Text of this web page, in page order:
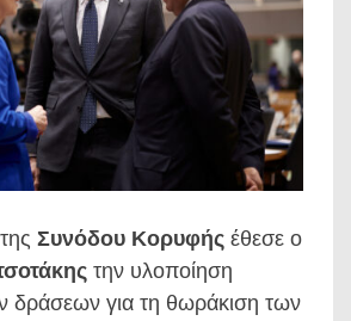
Συνόδου Κορυφής έθεσε ο
την υλοποίηση
δράσεων για τη θωράκιση των